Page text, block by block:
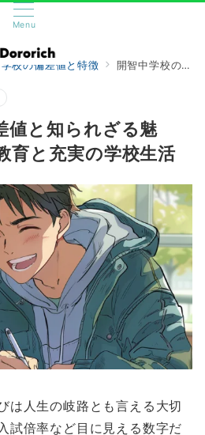
Menu
校の偏差値と特徴 開智中学校の偏差値と知られざる魅力〜グローバル教育と充実の学校生活
値と知られざる魅
育と充実の学校生活
は人生の岐路とも言える大切
試倍率など目に見える数字だ